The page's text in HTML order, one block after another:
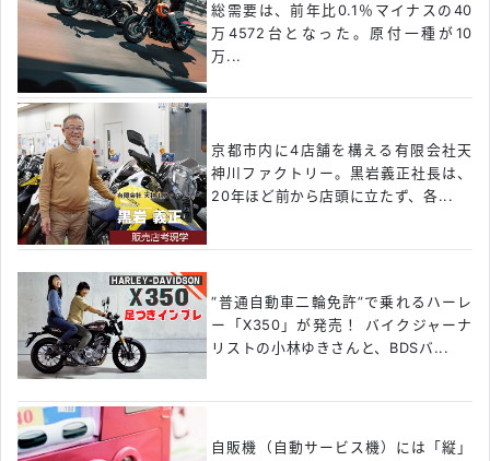
総需要は、前年比0.1％マイナスの40
万4572台となった。原付一種が10
万...
京都市内に4店舗を構える有限会社天
神川ファクトリー。黒岩義正社長は、
20年ほど前から店頭に立たず、各...
“普通自動車二輪免許”で乗れるハーレ
ー「X350」が発売！ バイクジャーナ
リストの小林ゆきさんと、BDSバ...
自販機（自動サービス機）には「縦」